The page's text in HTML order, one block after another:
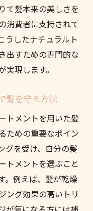
て髪本来の美しさを
消費者に支持されて
うしたナチュラルト
出すための専門的な
現します。
髪を守る方法
トメントを用いた髪
ための重要なポイン
グを受け、自分の髪
トメントを選ぶこと
。例えば、髪が乾燥
ング効果の高いトリ